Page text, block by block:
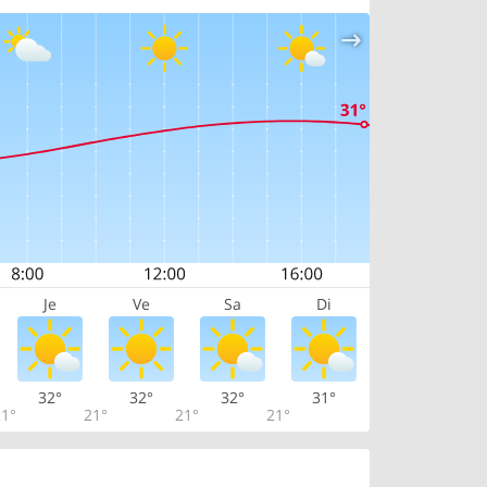
Je Ve Sa Di
32°
21°
32°
21°
32°
21°
31°